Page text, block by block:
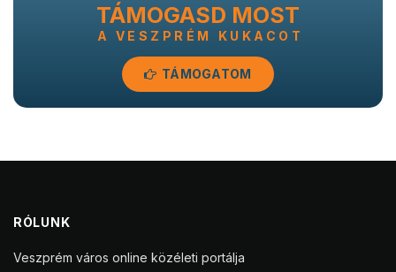
TÁMOGASD MOST
A VESZPRÉM KUKACOT
TÁMOGATOM
RÓLUNK
Veszprém város online közéleti portálja